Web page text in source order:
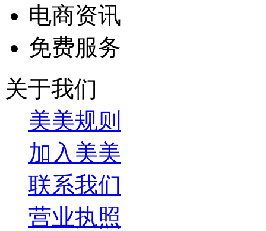
电商资讯
免费服务
关于我们
美美规则
加入美美
联系我们
营业执照